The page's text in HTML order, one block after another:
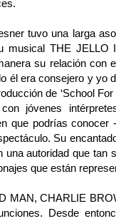
tuvo una larga
musical THE JELLO
su relación con
él era consejero y yo
de ‘School
jóvenes
que podrías
Su
una autoridad que tan
que están
MAN, CHARLIE
Desde